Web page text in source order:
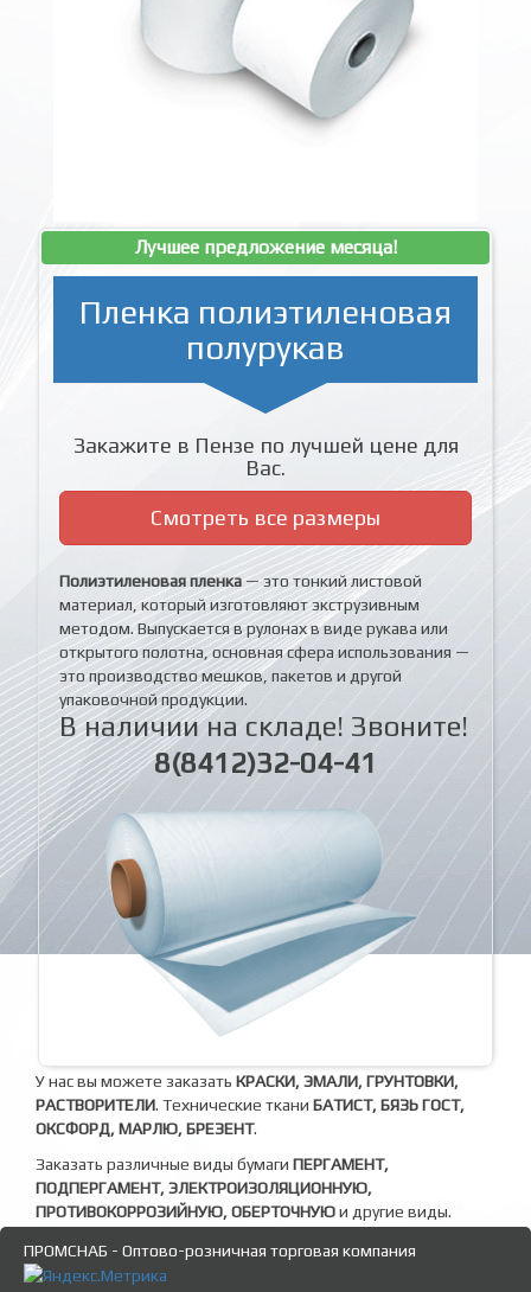
Лучшее предложение месяца!
Пленка полиэтиленовая
полурукав
Закажите в Пензе по лучшей цене для
Вас.
Смотреть все размеры
Полиэтиленовая пленка— это тонкий листовой
материал, который изготовляют экструзивным
методом. Выпускается в рулонах в виде рукава или
открытого полотна, основная сфера использования —
это производство мешков, пакетов и другой
упаковочной продукции.
В наличии на складе! Звоните!
8(8412)32-04-41
У нас вы можете заказать КРАСКИ, ЭМАЛИ, ГРУНТОВКИ,
РАСТВОРИТЕЛИ. Технические ткани БАТИСТ, БЯЗЬ ГОСТ,
ОКСФОРД, МАРЛЮ, БРЕЗЕНТ.
Заказать различные виды бумаги ПЕРГАМЕНТ,
ПОДПЕРГАМЕНТ, ЭЛЕКТРОИЗОЛЯЦИОННУЮ,
ПРОТИВОКОРРОЗИЙНУЮ, ОБЕРТОЧНУЮи другие виды.
ПРОМСНАБ - Оптово-розничная торговая компания